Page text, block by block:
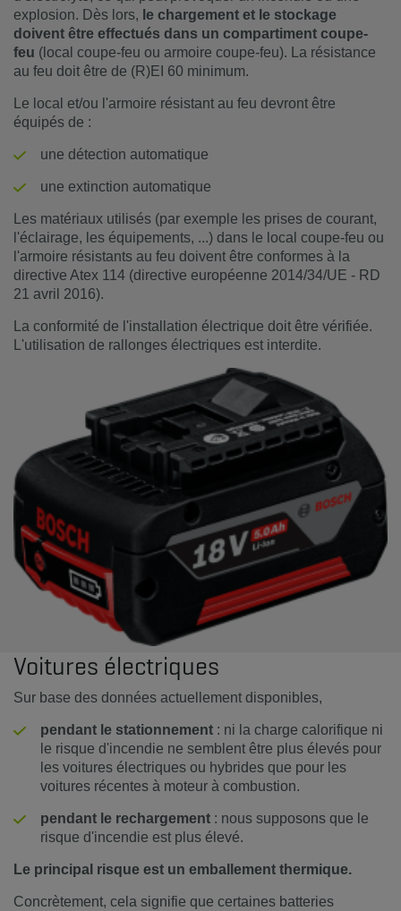
explosion. Dès lors, le chargement et le stockage
doivent être effectués dans un compartiment coupe-
feu (local coupe-feu ou armoire coupe-feu). La résistance
au feu doit être de (R)EI 60 minimum.
Le local et/ou l'armoire résistant au feu devront être
équipés de :
une détection automatique
une extinction automatique
Les matériaux utilisés (par exemple les prises de courant,
l'éclairage, les équipements, ...) dans le local coupe-feu ou
l'armoire résistants au feu doivent être conformes à la
directive Atex 114 (directive européenne 2014/34/UE - RD
21 avril 2016).
La conformité de l'installation électrique doit être vérifiée.
L'utilisation de rallonges électriques est interdite.
Voitures électriques
Sur base des données actuellement disponibles,
pendant le stationnement : ni la charge calorifique ni
le risque d'incendie ne semblent être plus élevés pour
les voitures électriques ou hybrides que pour les
voitures récentes à moteur à combustion.
pendant le rechargement : nous supposons que le
risque d'incendie est plus élevé.
Le principal risque est un emballement thermique.
Concrètement, cela signifie que certaines batteries